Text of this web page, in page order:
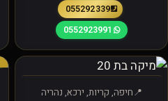
0552923391
0552923991
חיפה, קריות, ירכא, נהריה